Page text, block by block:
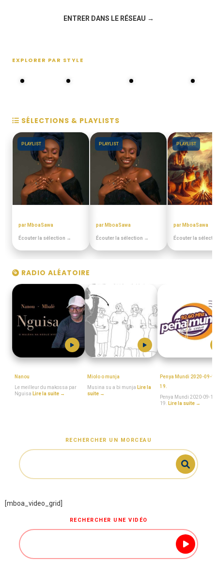
ENTRER DANS LE RÉSEAU →
EXPLORER PAR STYLE
SÉLECTIONS & PLAYLISTS
PLAYLIST
par MboaSawa
Écouter la sélection →
PLAYLIST
par MboaSawa
Écouter la sélection →
PLAYLIST
par MboaSawa
Écouter la
RADIO ALÉATOIRE
Nanou
Le meilleur du makossa par
Nguisa Lire la suite →
Miolo o munja
Musina su a bi munja Lire la
suite →
Penya Mundi 2020-09-
19.
Penya Mundi 2020-09-14
19.
Lire la suite →
RECHERCHER UN MORCEAU
[mboa_video_grid]
RECHERCHER UNE VIDÉO